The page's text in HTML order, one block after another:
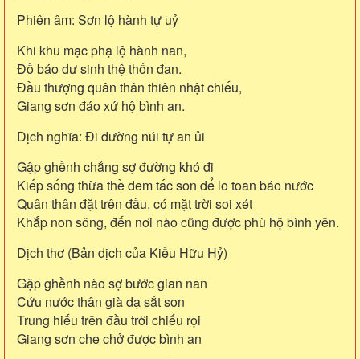
Phiên âm: Sơn lộ hành tự uỷ
Khi khu mạc phạ lộ hành nan,
Đồ báo dư sinh thệ thốn đan.
Đầu thượng quân thân thiên nhật chiếu,
Giang sơn đáo xứ hộ bình an.
Dịch nghĩa: Đi đường núi tự an ủi
Gập ghềnh chẳng sợ đường khó đi
Kiếp sống thừa thề đem tấc son để lo toan báo nước
Quân thân đặt trên đầu, có mặt trời soi xét
Khắp non sông, đến nơi nào cũng được phù hộ bình yên.
Dịch thơ (Bản dịch của Kiều Hữu Hỷ)
Gập ghềnh nào sợ bước gian nan
Cứu nước thân già dạ sắt son
Trung hiếu trên đầu trời chiếu rọi
Giang sơn che chở được bình an